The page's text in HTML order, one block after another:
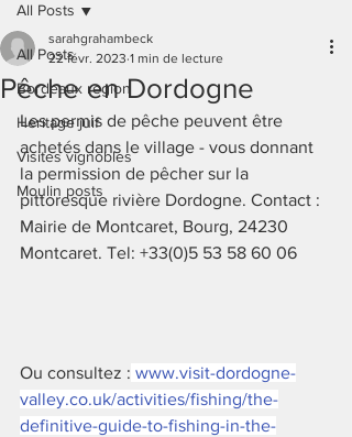
All Posts
Bordeaux region
Heritage juif
Visites vignobles
Moulin posts
All Posts
Pêche en Dordogne
sarahgrahambeck
22 févr. 2023 1 min de lecture
Les permis de pêche peuvent être
achetés dans le village - vous donnant
la permission de pêcher sur la
pittoresque rivière Dordogne. Contact :
Mairie de Montcaret, Bourg, 24230
Montcaret. Tel: +33(0)5 53 58 60 06
Ou consultez : www.visit-dordogne-
valley.co.uk/activities/fishing/the-
definitive-guide-to-fishing-in-the-